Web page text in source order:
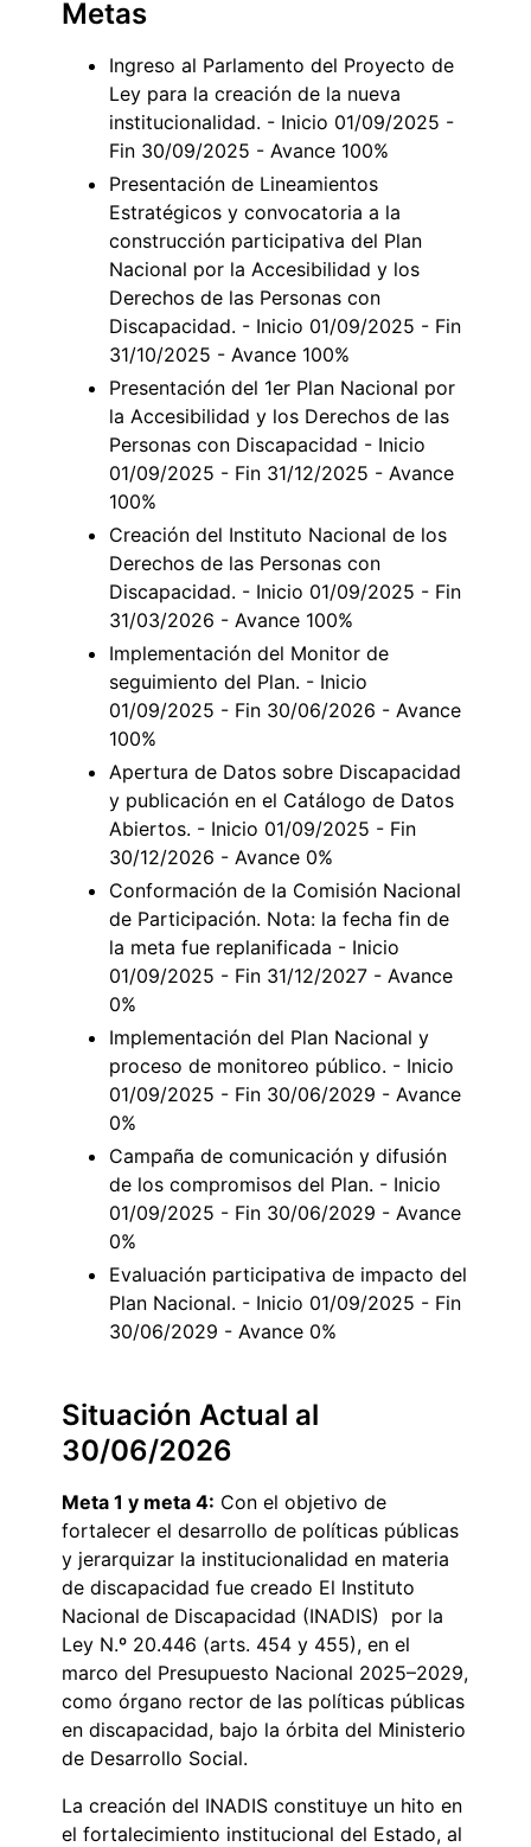
Metas
Ingreso al Parlamento del Proyecto de
Ley para la creación de la nueva
institucionalidad. - Inicio 01/09/2025 -
Fin 30/09/2025 - Avance 100%
Presentación de Lineamientos
Estratégicos y convocatoria a la
construcción participativa del Plan
Nacional por la Accesibilidad y los
Derechos de las Personas con
Discapacidad. - Inicio 01/09/2025 - Fin
31/10/2025 - Avance 100%
Presentación del 1er Plan Nacional por
la Accesibilidad y los Derechos de las
Personas con Discapacidad - Inicio
01/09/2025 - Fin 31/12/2025 - Avance
100%
Creación del Instituto Nacional de los
Derechos de las Personas con
Discapacidad. - Inicio 01/09/2025 - Fin
31/03/2026 - Avance 100%
Implementación del Monitor de
seguimiento del Plan. - Inicio
01/09/2025 - Fin 30/06/2026 - Avance
100%
Apertura de Datos sobre Discapacidad
y publicación en el Catálogo de Datos
Abiertos. - Inicio 01/09/2025 - Fin
30/12/2026 - Avance 0%
Conformación de la Comisión Nacional
de Participación. Nota: la fecha fin de
la meta fue replanificada - Inicio
01/09/2025 - Fin 31/12/2027 - Avance
0%
Implementación del Plan Nacional y
proceso de monitoreo público. - Inicio
01/09/2025 - Fin 30/06/2029 - Avance
0%
Campaña de comunicación y difusión
de los compromisos del Plan. - Inicio
01/09/2025 - Fin 30/06/2029 - Avance
0%
Evaluación participativa de impacto del
Plan Nacional. - Inicio 01/09/2025 - Fin
30/06/2029 - Avance 0%
Situación Actual al
30/06/2026
Meta 1 y meta 4: Con el objetivo de
fortalecer el desarrollo de políticas públicas
y jerarquizar la institucionalidad en materia
de discapacidad fue creado El Instituto
Nacional de Discapacidad (INADIS) por la
Ley N.º 20.446 (arts. 454 y 455), en el
marco del Presupuesto Nacional 2025–2029,
como órgano rector de las políticas públicas
en discapacidad, bajo la órbita del Ministerio
de Desarrollo Social.
La creación del INADIS constituye un hito en
el fortalecimiento institucional del Estado, al